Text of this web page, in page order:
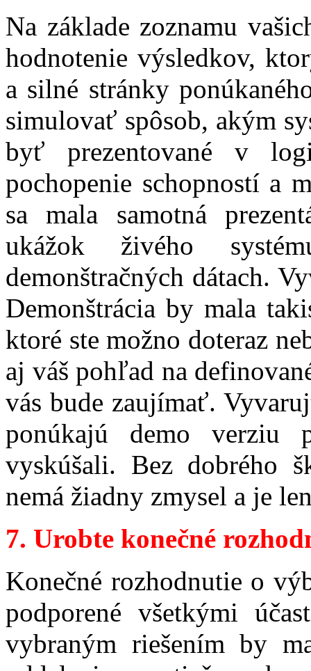
Na základe zoznamu
hodnotenie výsledkov,
a silné stránky
simulovať spôsob, akým
byť prezentované v
pochopenie schopností a
sa mala samotná
ukážok živého
demonštračných dátach.
Demonštrácia by mala
ktoré ste možno doteraz
aj váš pohľad na
vás bude zaujímať.
ponúkajú demo
vyskúšali. Bez dobrého
nemá žiadny zmysel a je
7. Urobte konečné
Konečné rozhodnutie o
podporené všetkými
vybraným riešením by